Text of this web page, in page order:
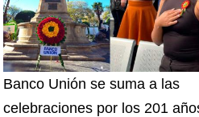
Banco Unión se suma a las
celebraciones por los 201